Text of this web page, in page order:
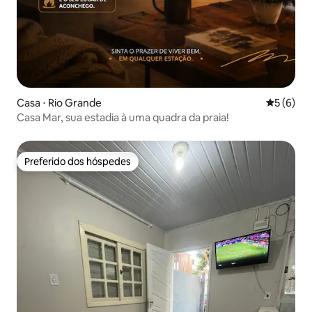
Casa ⋅ Rio Grande 5 de
5 (6)
Casa Mar, sua estadia à uma quadra da praia!
Preferido dos hóspedes
Preferido dos hóspedes